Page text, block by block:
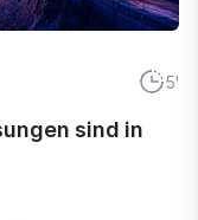
5'
sind in